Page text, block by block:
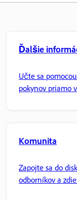
Ďalšie
Učte sa
pokynov priamo
Komunita
Zapojte sa do
odborníkov a